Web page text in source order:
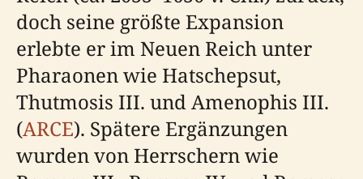
doch seine größte Expansion
erlebte er im Neuen Reich unter
Pharaonen wie Hatschepsut,
Thutmosis III. und Amenophis III.
(ARCE). Spätere Ergänzungen
wurden von Herrschern wie